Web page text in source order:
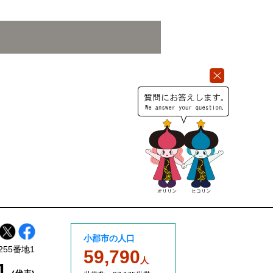
番地1
小郡市の人口
59,790 人